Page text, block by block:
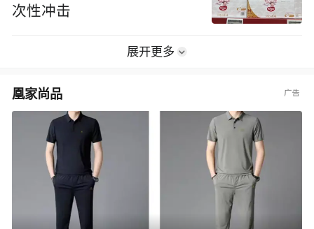
次性冲击
展开更多
凰家尚品